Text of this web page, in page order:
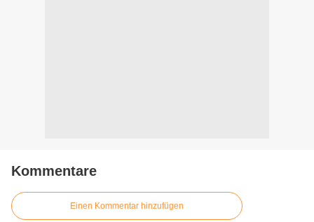
Kommentare
Einen Kommentar hinzufügen